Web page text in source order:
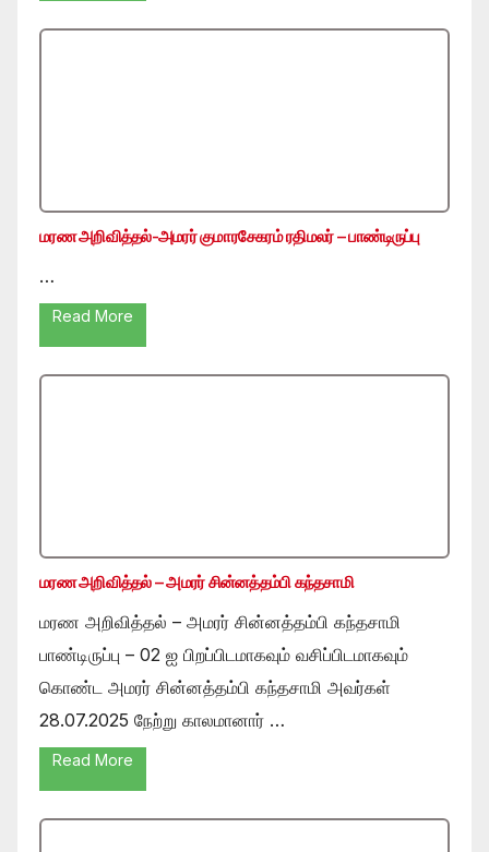
மரண அறிவித்தல்-அமரர் குமாரசேகரம் ரதிமலர் – பாண்டிருப்பு
…
Read More
மரண அறிவித்தல் – அமரர் சின்னத்தம்பி கந்தசாமி
மரண அறிவித்தல் – அமரர் சின்னத்தம்பி கந்தசாமி
பாண்டிருப்பு – 02 ஐ பிறப்பிடமாகவும் வசிப்பிடமாகவும்
கொண்ட அமரர் சின்னத்தம்பி கந்தசாமி அவர்கள்
28.07.2025 நேற்று காலமானார் …
Read More